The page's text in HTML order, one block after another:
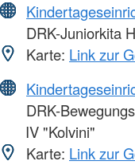
DRK-Juniorkita
Karte: Link zur
DRK-
IV "Kolvini"
Karte: Link zur